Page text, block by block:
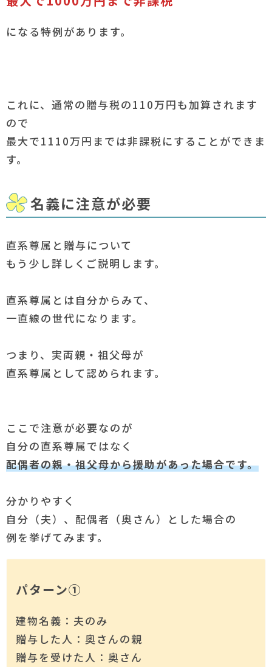
になる特例があります。
これに、通常の贈与税の110万円も加算されます
ので
最大で1110万円までは非課税にすることができま
す。
名義に注意が必要
直系尊属と贈与について
もう少し詳しくご説明します。
直系尊属とは自分からみて、
一直線の世代になります。
つまり、実両親・祖父母が
直系尊属として認められます。
ここで注意が必要なのが
自分の直系尊属ではなく
配偶者の親・祖父母から援助があった場合です。
分かりやすく
自分（夫）、配偶者（奥さん）とした場合の
例を挙げてみます。
パターン①
建物名義：夫のみ
贈与した人：奥さんの親
贈与を受けた人：奥さん